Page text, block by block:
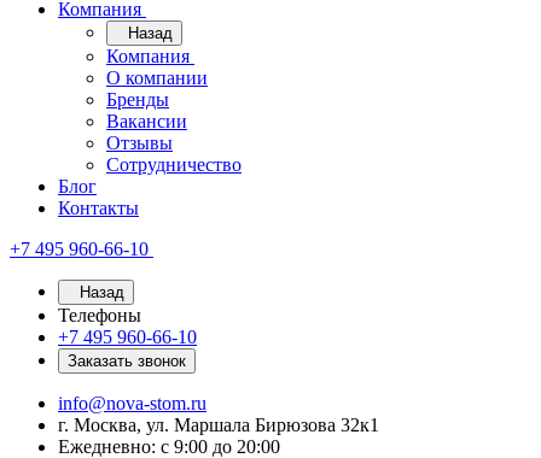
Компания
Назад
Компания
О компании
Бренды
Вакансии
Отзывы
Сотрудничество
Блог
Контакты
+7 495 960-66-10
Назад
Телефоны
+7 495 960-66-10
Заказать звонок
info@nova-stom.ru
г. Москва, ул. Маршала Бирюзова 32к1
Ежедневно: с 9:00 до 20:00